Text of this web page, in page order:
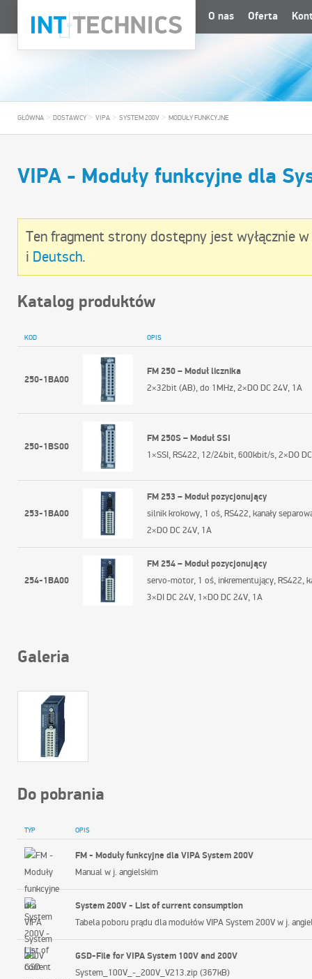
O nas Oferta
GŁÓWNA > DOSTAWCY > VIPA > SYSTEM 200V > MODUŁY FUNKCYJNE
VIPA - Moduły funkcyjne dla
Ten fragment strony dostępny jest wyłącznie
i Deutsch.
Katalog produktów
KOD OPIS
250-1BA00
FM 250 – Moduł licznika
2×32bit (AB), do 1MHz, 2×DO DC 24V, 1A
250-1BS00
FM 250S – Moduł SSI
1×SSI, RS422, 12/24bit, 600kbit/s, 2×DO
253-1BA00
FM 253 – Moduł pozycjonujący
silnik krokowy, 1 oś, RS422, kanały
2×DO DC 24V, 1A
254-1BA00
FM 254 – Moduł pozycjonujący
servo-motor, 1 oś, inkrementujący, RS422,
3×DI DC 24V, 1×DO DC 24V, 1A
Galeria
Do pobrania
TYP OPIS
FM - Moduły funkcyjne dla VIPA System 200V
Manual w j. angielskim
System 200V - List of current consumption
Tabela poboru prądu dla modułów VIPA System 200V w j.
GSD-File for VIPA System 100V and 200V
System_100V_-_200V_V213.zip (367kB)